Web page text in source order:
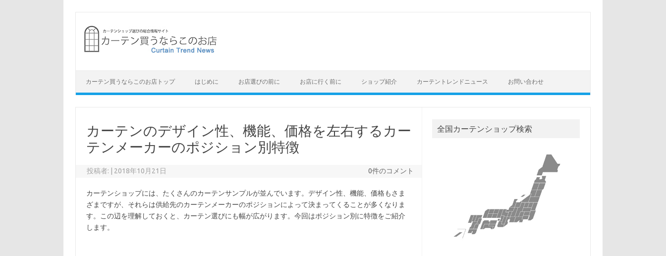
カーテン買うならこのお店トップ はじめに お店選びの前に お店に行く前に ショップ紹介 カーテントレンドニュース お問い合わせ
カーテンのデザイン性、機能、価格を左右するカー
テンメーカーのポジション別特徴
投稿者: 2018年10月21日 0件のコメント
カーテンショップには、たくさんのカーテンサンプルが並んでいます。デザイン性、機能、価格もさま
ざまですが、それらは供給先のカーテンメーカーのポジションによって決まってくることが多くなりま
す。この辺を理解しておくと、カーテン選びにも幅が広がります。今回はポジション別に特徴をご紹介
します。
全国カーテンショップ検索